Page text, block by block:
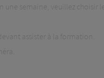
une semaine, veuillez
assister à la formation.